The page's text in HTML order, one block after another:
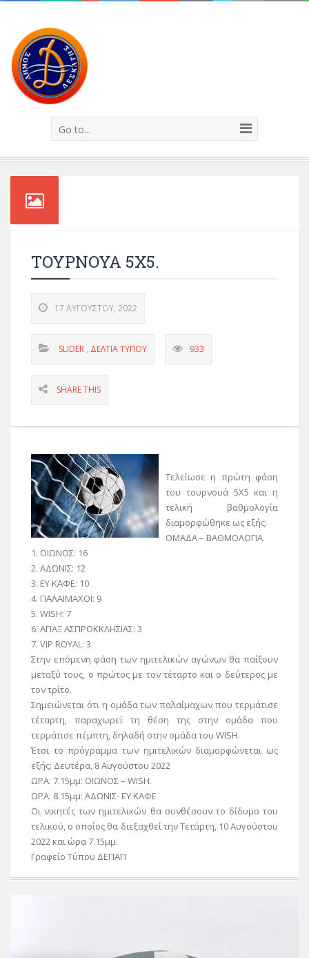
Go to...
ΤΟΥΡΝΟΥΑ 5Χ5.
17 ΑΥΓΟΎΣΤΟΥ, 2022
SLIDER , ΔΕΛΤΊΑ ΤΎΠΟΥ 933
SHARE THIS
Τελείωσε η πρώτη φάση
του τουρνουά 5Χ5 και η
τελική βαθμολογία
διαμορφώθηκε ως εξής:
ΟΜΑΔΑ – ΒΑΘΜΟΛΟΓΙΑ
1. ΟΙΩΝΟΣ: 16
2. ΑΔΩΝΙΣ: 12
3. ΕΥ ΚΑΦΕ: 10
4. ΠΑΛΑΙΜΑΧΟΙ: 9
5. WISH: 7
6. ΑΓΙΑΞ ΑΣΠΡΟΚΚΛΗΣΙΑΣ: 3
7. VIP ROYAL: 3
Στην επόμενη φάση των ημιτελικών αγώνων θα παίξουν
μεταξύ τους, ο πρώτος με τον τέταρτο και ο δεύτερος με
τον τρίτο.
Σημειώνεται ότι η ομάδα των παλαίμαχων που τερμάτισε
τέταρτη, παραχωρεί τη θέση της στην ομάδα που
τερμάτισε πέμπτη, δηλαδή στην ομάδα του WISH.
Έτσι το πρόγραμμα των ημιτελικών διαμορφώνεται ως
εξής: Δευτέρα, 8 Αυγούστου 2022
ΩΡΑ: 7.15μμ: ΟΙΩΝΟΣ – WISH.
ΩΡΑ: 8.15μμ: ΑΔΩΝΙΣ- ΕΥ ΚΑΦΕ
Οι νικητές των ημιτελικών θα συνθέσουν το δίδυμο του
τελικού, ο οποίος θα διεξαχθεί την Τετάρτη, 10 Αυγούστου
2022 και ώρα 7.15μμ.
Γραφείο Τύπου ΔΕΠΑΠ